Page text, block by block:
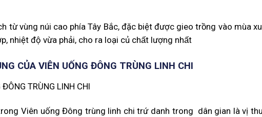
từ vùng núi cao phía Tây Bắc, đặc biệt được gieo trồng vào mùa
nhiệt độ vừa phải, cho ra loại củ chất lượng nhất
CỦA VIÊN UỐNG ĐÔNG TRÙNG LINH CHI
Viên uống Đông trùng linh chi trứ danh trong dân gian là vị